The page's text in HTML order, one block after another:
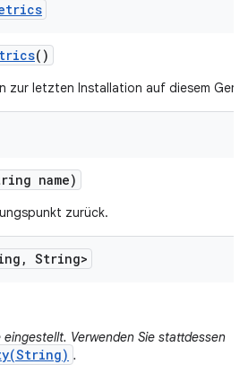
()
zur letzten Installation auf diesem
name)
zurück.
, String>
Verwenden Sie stattdessen
.